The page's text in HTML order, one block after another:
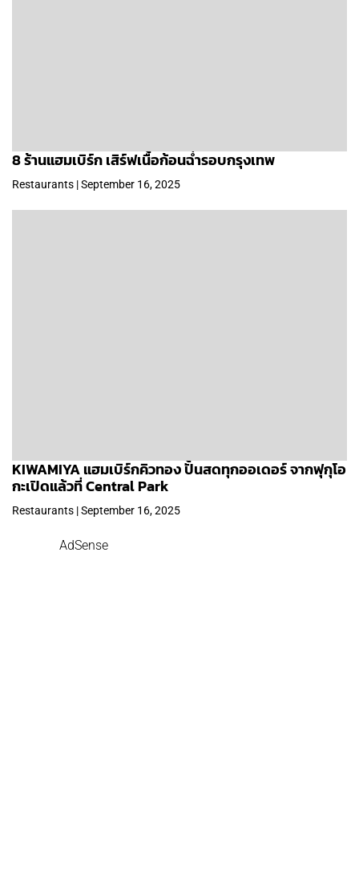
8 ร้านแฮมเบิร์ก เสิร์ฟเนื้อก้อนฉ่ำรอบกรุงเทพ
Restaurants | September 16, 2025
KIWAMIYA แฮมเบิร์กคิวทอง ปั้นสดทุกออเดอร์ จากฟุกุโอ
กะเปิดแล้วที่ Central Park
Restaurants | September 16, 2025
AdSense